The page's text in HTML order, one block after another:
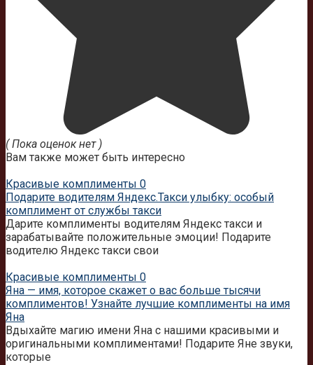
( Пока оценок нет )
Вам также может быть интересно
Красивые комплименты 0
Подарите водителям Яндекс.Такси улыбку: особый
комплимент от службы такси
Дарите комплименты водителям Яндекс такси и
зарабатывайте положительные эмоции! Подарите
водителю Яндекс такси свои
Красивые комплименты 0
Яна — имя, которое скажет о вас больше тысячи
комплиментов! Узнайте лучшие комплименты на имя
Яна
Вдыхайте магию имени Яна с нашими красивыми и
оригинальными комплиментами! Подарите Яне звуки,
которые